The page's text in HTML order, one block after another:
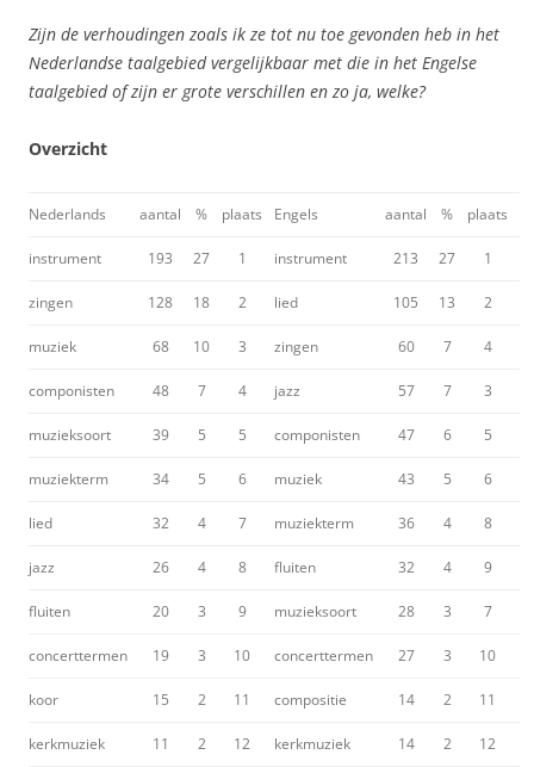
Zijn de verhoudingen zoals ik ze tot nu toe gevonden heb in het
Nederlandse taalgebied vergelijkbaar met die in het Engelse
taalgebied of zijn er grote verschillen en zo ja, welke?
Overzicht
Nederlands aantal % plaats Engels aantal % plaats
instrument 193 27 1 instrument 213 27 1
zingen 128 18 2 lied 105 13 2
muziek 68 10 3 zingen 60 7 4
componisten 48 7 4 jazz 57 7 3
muzieksoort 39 5 5 componisten 47 6 5
muziekterm 34 5 6 muziek 43 5 6
lied 32 4 7 muziekterm 36 4 8
jazz 26 4 8 fluiten 32 4 9
fluiten 20 3 9 muzieksoort 28 3 7
concerttermen 19 3 10 concerttermen 27 3 10
koor 15 2 11 compositie 14 2 11
kerkmuziek 11 2 12 kerkmuziek 14 2 12